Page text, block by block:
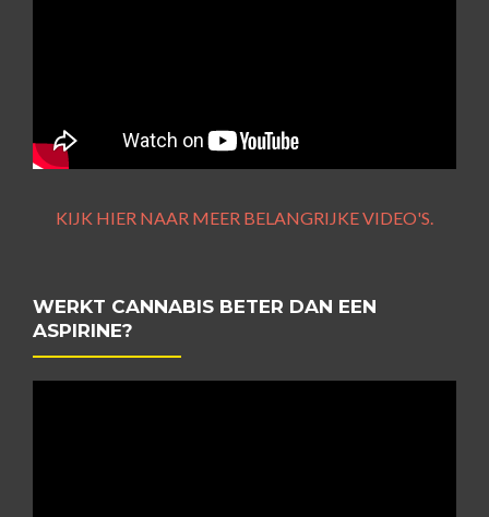
KIJK HIER NAAR MEER BELANGRIJKE VIDEO'S.
WERKT CANNABIS BETER DAN EEN
ASPIRINE?